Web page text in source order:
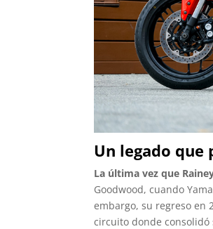
Un legado que
La última vez que
Goodwood, cuando
embargo, su regreso en
circuito donde